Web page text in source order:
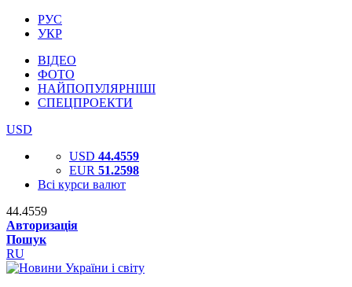
РУС
УКР
ВІДЕО
ФОТО
НАЙПОПУЛЯРНІШІ
СПЕЦПРОЕКТИ
USD
USD 44.4559
EUR 51.2598
Всі курси валют
44.4559
Авторизація
Пошук
RU